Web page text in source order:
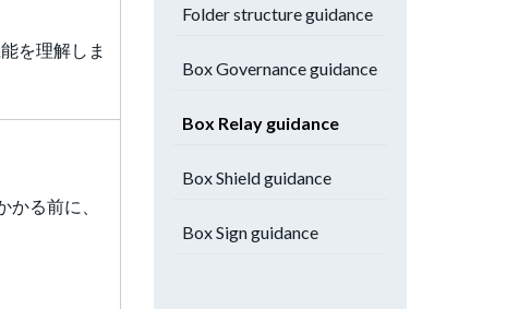
を理解しま
る前に、
Folder structure guidance
Box Governance guidance
Box Relay guidance
Box Shield guidance
Box Sign guidance